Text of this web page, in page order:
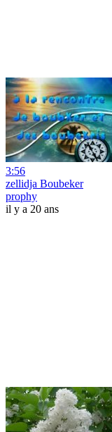
3:56
zellidja Boubeker
prophy
il y a 20 ans